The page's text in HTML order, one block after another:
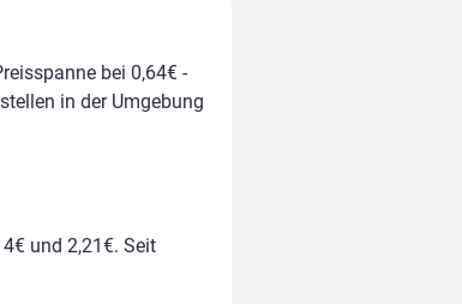
bei 0,64€ -
in der Umgebung
und 2,21€. Seit